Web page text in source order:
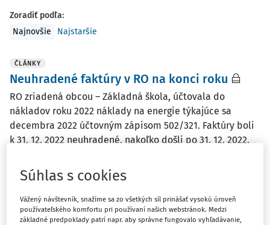
Zoradiť podľa:
Najnovšie
Najstaršie
ČLÁNKY
Neuhradené faktúry v RO na konci roku
RO zriadená obcou – Základná škola, účtovala do
nákladov roku 2022 náklady na energie týkajúce sa
decembra 2022 účtovným zápisom 502/321. Faktúry boli
k 31. 12. 2022 neuhradené, nakoľko došli po 31. 12. 2022.
Ing. Tatiana Macháčová,Redakcia
Súhlas s cookies
Vážený návštevník, snažíme sa zo všetkých síl prinášať vysokú úroveň
používateľského komfortu pri používaní našich webstránok. Medzi
základné predpoklady patrí napr. aby správne fungovalo vyhľadávanie,